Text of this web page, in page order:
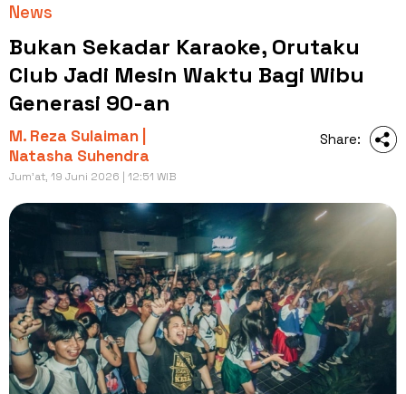
News
Bukan Sekadar Karaoke, Orutaku
Club Jadi Mesin Waktu Bagi Wibu
Generasi 90-an
M. Reza Sulaiman |
Natasha Suhendra
Jum'at, 19 Juni 2026 | 12:51 WIB
Share: